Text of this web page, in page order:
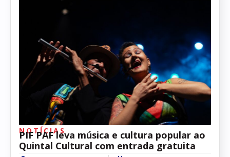
NOTÍCIAS
PIF PAF leva música e cultura popular ao
Quintal Cultural com entrada gratuita